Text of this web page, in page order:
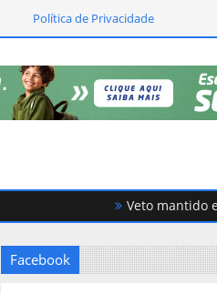
Política de Privacidade
Veto mantido e
Facebook